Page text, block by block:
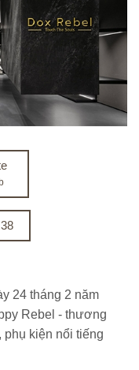
24 tháng 2 năm
Rebel - thương
phụ kiện nổi tiếng